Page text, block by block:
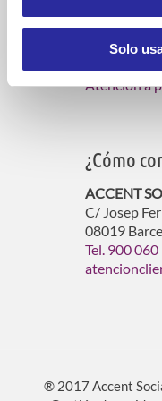
Solo
Servicios
Gestión de
Atención a
¿Cómo
ACCENT
C/ Josep
08019
Tel. 900
® 2017 Accent